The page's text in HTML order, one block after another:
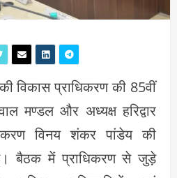
विकास प्राधिकरण की 85वीं
मण्डल और अध्यक्ष हरिद्वार
विनय शंकर पांडेय की
बैठक में प्राधिकरण से जुड़े